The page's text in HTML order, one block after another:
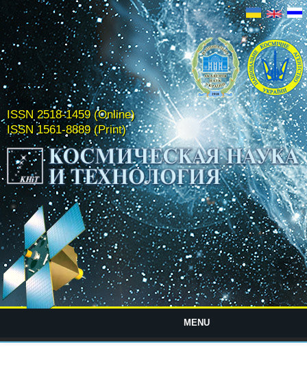
ISSN 2518-1459 (Online)
ISSN 1561-8889 (Print)
MENU